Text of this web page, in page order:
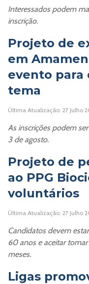
Interessados podem
inscrição.
Projeto de
em
evento para
tema
Última Atualização: 27 Julho
As inscrições podem
3 de agosto.
Projeto de
ao PPG
voluntários
Última Atualização: 27 Julho
Candidatos devem
60 anos e aceitar
meses.
Ligas